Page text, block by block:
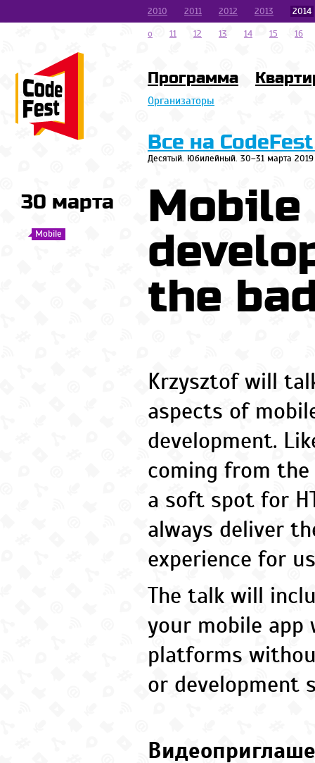
2010 2011 2012 2013
2014
o
11 12 13 14 15 16
Программа
Организаторы
Все на
Десятый. Юбилейный. 30–31 марта 2019
30 марта
Mobile
Mobile
the
Krzysztof will
aspects of
development.
coming from
a soft spot for
always deliver
experience for
The talk will
your mobile app
platforms
or development